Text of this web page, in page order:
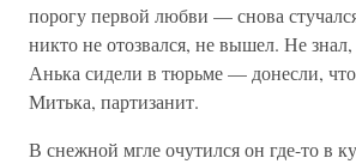
порогу первой любви — снова
никто не отозвался, не вышел. Не
Анька сидели в тюрьме — донесли,
Митька, партизанит.
В снежной мгле очутился он где-то в